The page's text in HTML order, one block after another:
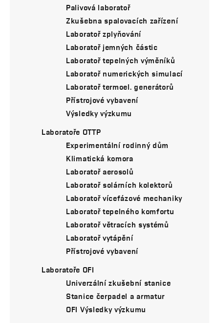
Palivová laboratoř
Zkušebna spalovacích zařízení
Laboratoř zplyňování
Laboratoř jemných částic
Laboratoř tepelných výměníků
Laboratoř numerických simulací
Laboratoř termoel. generátorů
Přístrojové vybavení
Výsledky výzkumu
Laboratoře OTTP
Experimentální rodinný dům
Klimatická komora
Laboratoř aerosolů
Laboratoř solárních kolektorů
Laboratoř vícefázové mechaniky
Laboratoř tepelného komfortu
Laboratoř větracích systémů
Laboratoř vytápění
Přístrojové vybavení
Laboratoře OFI
Univerzální zkušební stanice
Stanice čerpadel a armatur
OFI Výsledky výzkumu